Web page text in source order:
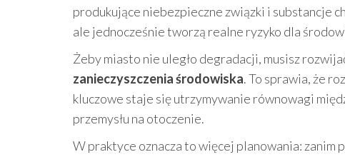
produkujące niebezpieczne związki i substancje
ale jednocześnie tworzą realne ryzyko dla
Żeby miasto nie uległo degradacji, musisz
zanieczyszczenia środowiska. To sprawia, że
kluczowe staje się utrzymywanie równowagi
przemysłu na otoczenie.
W praktyce oznacza to więcej planowania: zanim